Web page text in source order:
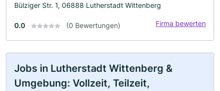
Bülziger Str. 1, 06888 Lutherstadt Wittenberg
0.0 (0 Bewertungen) Firma bewerten
Jobs in Lutherstadt Wittenberg &
Umgebung: Vollzeit, Teilzeit,